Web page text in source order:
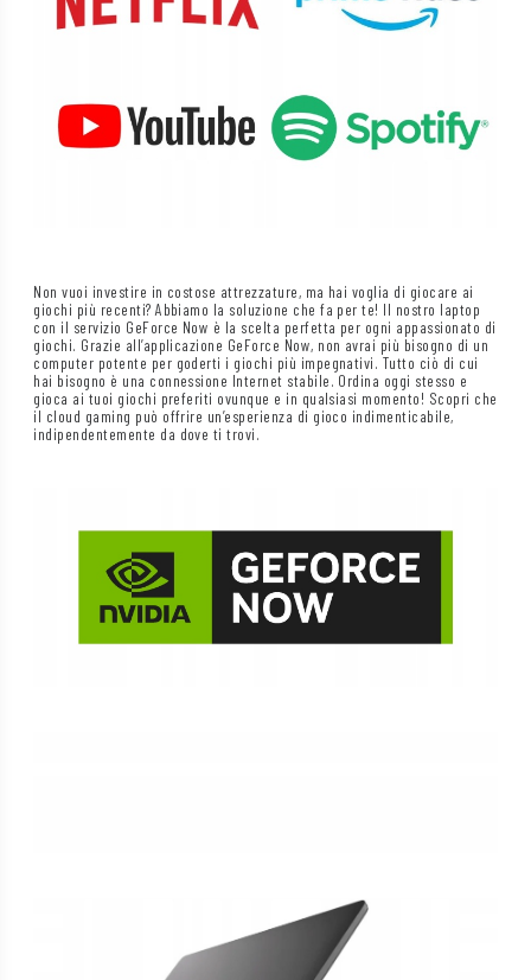
Non vuoi investire in costose attrezzature, ma hai voglia di giocare ai
giochi più recenti? Abbiamo la soluzione che fa per te! Il nostro laptop
con il servizio GeForce Now è la scelta perfetta per ogni appassionato di
giochi. Grazie all’applicazione GeForce Now, non avrai più bisogno di un
computer potente per goderti i giochi più impegnativi. Tutto ciò di cui
hai bisogno è una connessione Internet stabile. Ordina oggi stesso e
gioca ai tuoi giochi preferiti ovunque e in qualsiasi momento! Scopri che
il cloud gaming può offrire un’esperienza di gioco indimenticabile,
indipendentemente da dove ti trovi.